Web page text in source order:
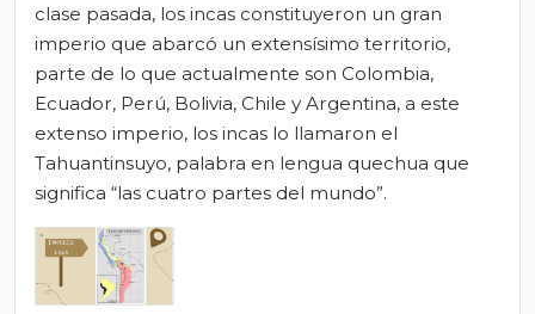
clase pasada, los incas constituyeron un gran
imperio que abarcó un extensísimo territorio,
parte de lo que actualmente son Colombia,
Ecuador, Perú, Bolivia, Chile y Argentina, a este
extenso imperio, los incas lo llamaron el
Tahuantinsuyo, palabra en lengua quechua que
significa “las cuatro partes del mundo”.